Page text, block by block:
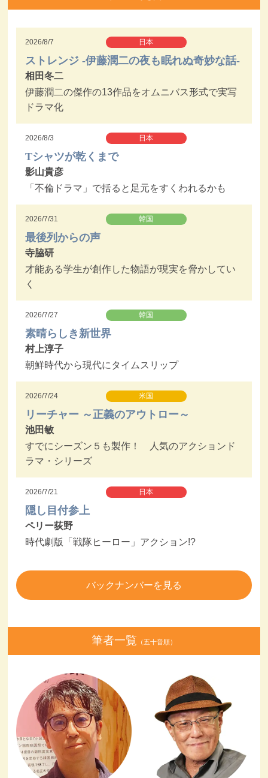
2026/8/7 日本
ストレンジ -伊藤潤二の夜も眠れぬ奇妙な話-
相田冬二
伊藤潤二の傑作の13作品をオムニバス形式で実写
ドラマ化
2026/8/3 日本
Tシャツが乾くまで
影山貴彦
「不倫ドラマ」で括ると足元をすくわれるかも
2026/7/31 韓国
最後列からの声
寺脇研
才能ある学生が創作した物語が現実を脅かしてい
く
2026/7/27 韓国
素晴らしき新世界
村上淳子
朝鮮時代から現代にタイムスリップ
2026/7/24 米国
リーチャー ～正義のアウトロー～
池田敏
すでにシーズン５も製作！ 人気のアクションド
ラマ・シリーズ
2026/7/21 日本
隠し目付参上
ペリー荻野
時代劇版「戦隊ヒーロー」アクション!?
バックナンバーを見る
筆者一覧 （五十音順）